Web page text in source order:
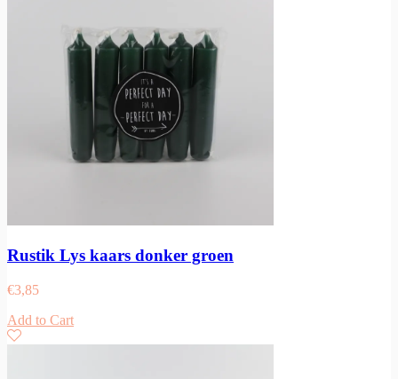
Rustik Lys kaars donker groen
€3,85
Add to Cart